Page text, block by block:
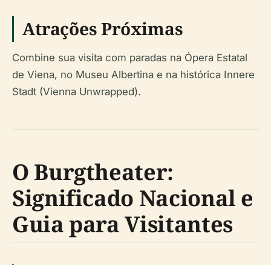
Atrações Próximas
Combine sua visita com paradas na Ópera Estatal
de Viena, no Museu Albertina e na histórica Innere
Stadt (Vienna Unwrapped).
O Burgtheater:
Significado Nacional e
Guia para Visitantes